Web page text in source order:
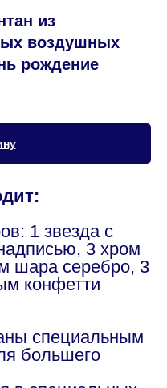
из
воздушных
рождение
1 звезда с
3 хром
шара серебро, 3
конфетти
специальным
большего